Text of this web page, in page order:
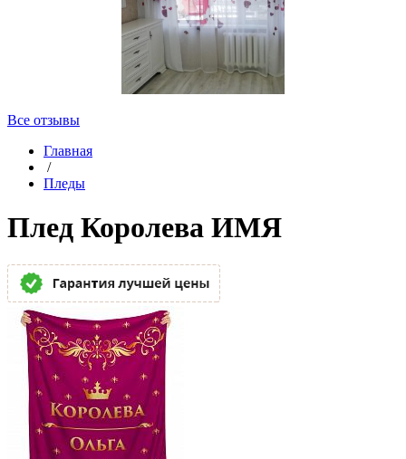
Все отзывы
Главная
/
Пледы
Плед Королева ИМЯ